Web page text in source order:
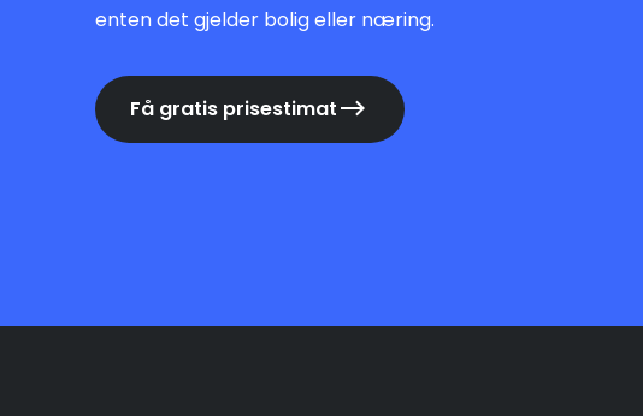
enten det gjelder bolig eller næring.
Få gratis prisestimat